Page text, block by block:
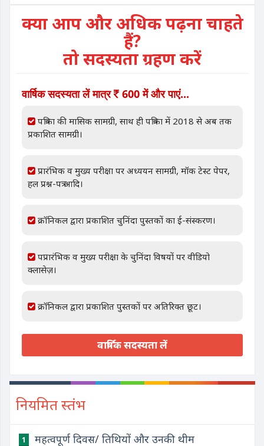
क्या आप और अधिक पढ़ना चाहते
हैं?
तो सदस्यता ग्रहण करें
वार्षिक सदस्यता लें मात्र 600 में और पाएं...
पत्रिका की मासिक सामग्री, साथ ही पत्रिका में 2018 से अब तक
प्रकाशित सामग्री।
प्रारंभिक व मुख्य परीक्षा पर अध्ययन सामग्री, मॉक टेस्ट पेपर,
हल प्रश्न-पत्र आदि।
क्रॉनिकल द्वारा प्रकाशित चुनिंदा पुस्तकों का ई-संस्करण।
पप्रारंभिक व मुख्य परीक्षा के चुनिंदा विषयों पर वीडियो
क्लासेज़।
क्रॉनिकल द्वारा प्रकाशित पुस्तकों पर अतिरिक्त छूट।
वार्षिक सदस्यता लें
नियमित स्तंभ
1 महत्वपूर्ण दिवस/ तिथियों और उनकी थीम